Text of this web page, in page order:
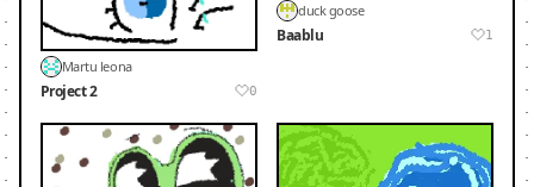
Martu leona
Project 2 0
duck goose
Baablu 1